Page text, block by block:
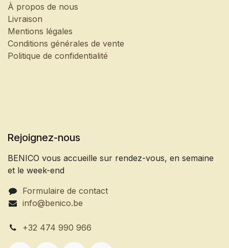
À propos de nous
Livraison
Mentions légales
Conditions générales de vente
Politique de confidentialité
Rejoignez-nous
BENICO vous accueille sur rendez-vous, en semaine
et le week-end
Formulaire de contact
info@benico.be
+32 474 990 966